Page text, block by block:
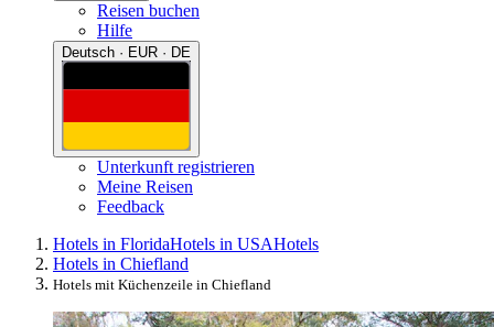
Reisen buchen
Hilfe
Deutsch · EUR · DE
Unterkunft registrieren
Meine Reisen
Feedback
Hotels in FloridaHotels in USAHotels
Hotels in Chiefland
Hotels mit Küchenzeile in Chiefland